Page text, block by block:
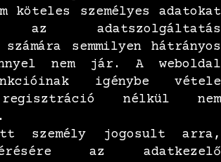
köteles személyes adatokat
az adatszolgáltatás
számára semmilyen hátrányos
nem jár. A weboldal
igénybe vétele
regisztráció nélkül nem
személy jogosult arra,
az adatkezelő